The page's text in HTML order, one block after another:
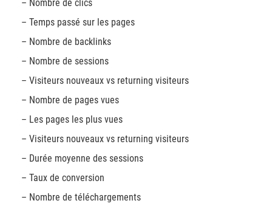
– Nombre de clics
– Temps passé sur les pages
– Nombre de backlinks
– Nombre de sessions
– Visiteurs nouveaux vs returning visiteurs
– Nombre de pages vues
– Les pages les plus vues
– Visiteurs nouveaux vs returning visiteurs
– Durée moyenne des sessions
– Taux de conversion
– Nombre de téléchargements